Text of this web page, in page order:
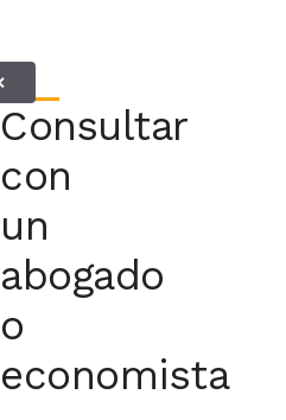
Consultar
con
un
abogado
o
economista